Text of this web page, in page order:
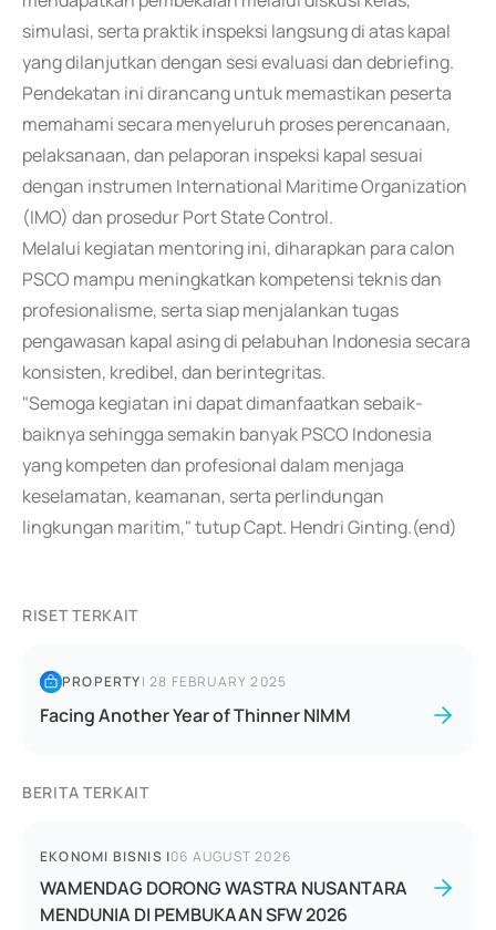
simulasi, serta praktik inspeksi langsung di atas kapal
yang dilanjutkan dengan sesi evaluasi dan debriefing.
Pendekatan ini dirancang untuk memastikan peserta
memahami secara menyeluruh proses perencanaan,
pelaksanaan, dan pelaporan inspeksi kapal sesuai
dengan instrumen International Maritime Organization
(IMO) dan prosedur Port State Control.
Melalui kegiatan mentoring ini, diharapkan para calon
PSCO mampu meningkatkan kompetensi teknis dan
profesionalisme, serta siap menjalankan tugas
pengawasan kapal asing di pelabuhan Indonesia secara
konsisten, kredibel, dan berintegritas.
"Semoga kegiatan ini dapat dimanfaatkan sebaik-
baiknya sehingga semakin banyak PSCO Indonesia
yang kompeten dan profesional dalam menjaga
keselamatan, keamanan, serta perlindungan
lingkungan maritim," tutup Capt. Hendri Ginting.(end)
RISET TERKAIT
PROPERTY|28 FEBRUARY 2025
Facing Another Year of Thinner NIMM
BERITA TERKAIT
EKONOMI BISNIS |06 AUGUST 2026
WAMENDAG DORONG WASTRA NUSANTARA
MENDUNIA DI PEMBUKAAN SFW 2026